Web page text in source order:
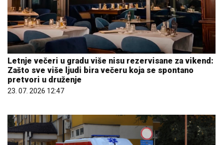
Letnje večeri u gradu više nisu rezervisane za vikend:
Zašto sve više ljudi bira večeru koja se spontano
pretvori u druženje
23. 07. 2026 12:47